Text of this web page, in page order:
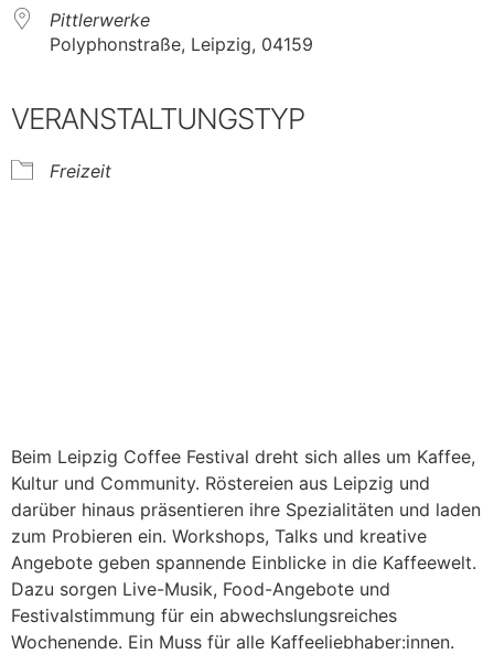
Pittlerwerke
Polyphonstraße, Leipzig, 04159
VERANSTALTUNGSTYP
Freizeit
Beim Leipzig Coffee Festival dreht sich alles um Kaffee,
Kultur und Community. Röstereien aus Leipzig und
darüber hinaus präsentieren ihre Spezialitäten und laden
zum Probieren ein. Workshops, Talks und kreative
Angebote geben spannende Einblicke in die Kaffeewelt.
Dazu sorgen Live-Musik, Food-Angebote und
Festivalstimmung für ein abwechslungsreiches
Wochenende. Ein Muss für alle Kaffeeliebhaber:innen.